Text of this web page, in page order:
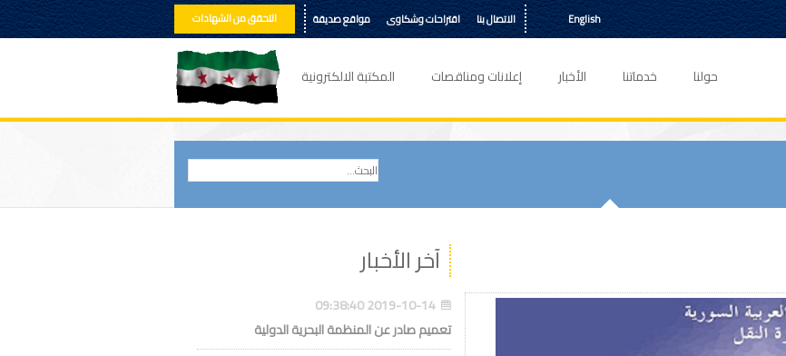
التحقق من الشهادات الاتصال بنا اقتراحات وشكاوى مواقع صديقة English
حولنا خدماتنا الأخبار إعلانات ومناقصات المكتبة الالكترونية
آخر الأخبار
2019-10-14 09:38:40
تعميم صادر عن المنظمة البحرية الدولية